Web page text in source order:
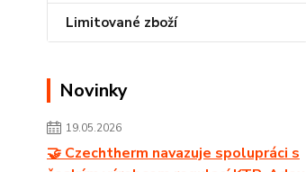
Limitované zboží
Novinky
19.05.2026
🤝 Czechtherm navazuje spolupráci s